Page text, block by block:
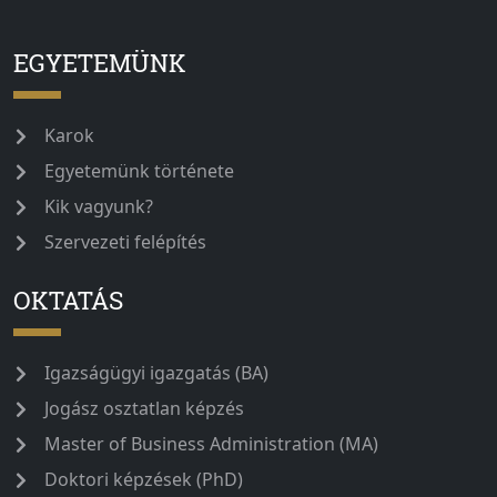
EGYETEMÜNK
Karok
Egyetemünk története
Kik vagyunk?
Szervezeti felépítés
OKTATÁS
Igazságügyi igazgatás (BA)
Jogász osztatlan képzés
Master of Business Administration (MA)
Doktori képzések (PhD)